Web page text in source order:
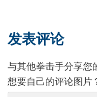
Interactions
发表评论
与其他拳击手分享您
想要自己的评论图片